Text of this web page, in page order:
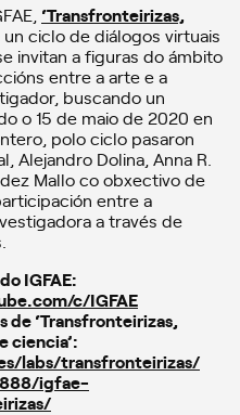
‘Transfronteirizas,
un ciclo de diálogos virtuais
invitan a figuras do ámbito
entre a arte e a
buscando un
o 15 de maio de 2020 en
polo ciclo pasaron
Alejandro Dolina, Anna R.
Mallo co obxectivo de
entre a
a través de
IGFAE:
c/IGFAE
de ‘Transfronteirizas,
ciencia’:
labs/transfronteirizas/
igfae-